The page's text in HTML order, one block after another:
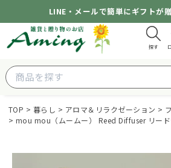
LINE・メールで簡単にギフトが
探す
TOP 暮らし アロマ＆リラクゼーション
mou mou（ムームー） Reed Diffuser リード